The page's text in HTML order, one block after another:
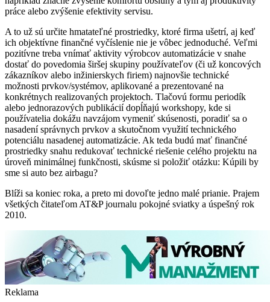
práce alebo zvýšenie efektivity servisu.
A to už sú určite hmatateľné prostriedky, ktoré firma ušetrí, aj keď
ich objektívne finančné vyčíslenie nie je vôbec jednoduché. Veľmi
pozitívne treba vnímať aktivity výrobcov automatizácie v snahe
dostať do povedomia širšej skupiny používateľov (či už koncových
zákazníkov alebo inžinierskych firiem) najnovšie technické
možnosti prvkov/systémov, aplikované a prezentované na
konkrétnych realizovaných projektoch. Tlačovú formu periodík
alebo jednorazových publikácií dopĺňajú workshopy, kde si
používatelia dokážu navzájom vymeniť skúsenosti, poradiť sa o
nasadení správnych prvkov a skutočnom využití technického
potenciálu nasadenej automatizácie. Ak teda budú mať finančné
prostriedky snahu redukovať technické riešenie celého projektu na
úroveň minimálnej funkčnosti, skúsme si položiť otázku: Kúpili by
sme si auto bez airbagu?
Blíži sa koniec roka, a preto mi dovoľte jedno malé prianie. Prajem
všetkých čitateľom AT&P journalu pokojné sviatky a úspešný rok
2010.
Reklama